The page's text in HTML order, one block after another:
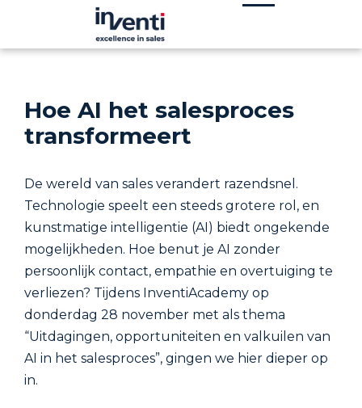
Hoe AI het salesproces
transformeert
De wereld van sales verandert razendsnel.
Technologie speelt een steeds grotere rol, en
kunstmatige intelligentie (AI) biedt ongekende
mogelijkheden. Hoe benut je AI zonder
persoonlijk contact, empathie en overtuiging te
verliezen? Tijdens InventiAcademy op
donderdag 28 november met als thema
“Uitdagingen, opportuniteiten en valkuilen van
AI in het salesproces”, gingen we hier dieper op
in.